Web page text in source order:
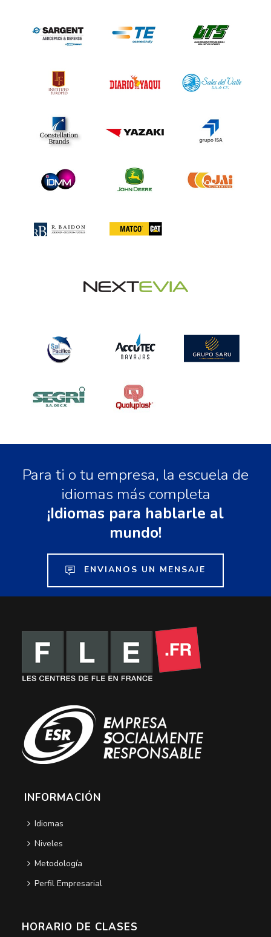
Para ti o tu empresa, la escuela de
idiomas más completa
¡Idiomas para hablarle al
mundo!
ENVIANOS UN MENSAJE
INFORMACIÓN
Idiomas
Niveles
Metodología
Perfil Empresarial
HORARIO DE CLASES